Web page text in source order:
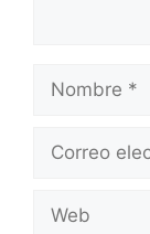
electrónico